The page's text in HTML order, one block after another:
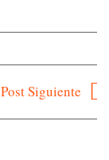
Post Siguiente